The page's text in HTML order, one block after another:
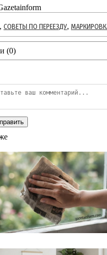
, СОВЕТЫ ПО ПЕРЕЕЗДУ,
(0)